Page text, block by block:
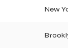
New